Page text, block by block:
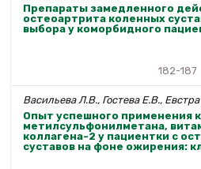
Препараты замедленного
остеоартрита коленных
выбора у коморбидного
182-187
Васильева Л.В., Гостева Е.В.,
Опыт успешного применения
метилсульфонилметана,
коллагена-2 у пациентки с
суставов на фоне ожирения: